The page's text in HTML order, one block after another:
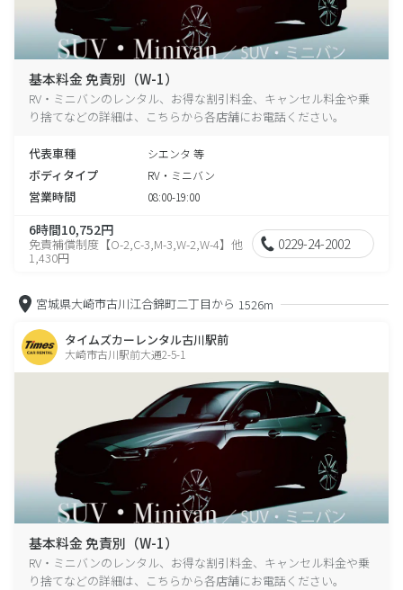
基本料金 免責別（W-1）
RV・ミニバンのレンタル、お得な割引料金、キャンセル料金や乗
り捨てなどの詳細は、こちらから各店舗にお電話ください。
代表車種 シエンタ 等
ボディタイプ RV・ミニバン
営業時間 08:00-19:00
6時間10,752円
免責補償制度【O-2,C-3,M-3,W-2,W-4】他
1,430円
0229-24-2002
宮城県大崎市古川江合錦町二丁目から 1526m
タイムズカーレンタル古川駅前
大崎市古川駅前大通2-5-1
基本料金 免責別（W-1）
RV・ミニバンのレンタル、お得な割引料金、キャンセル料金や乗
り捨てなどの詳細は、こちらから各店舗にお電話ください。